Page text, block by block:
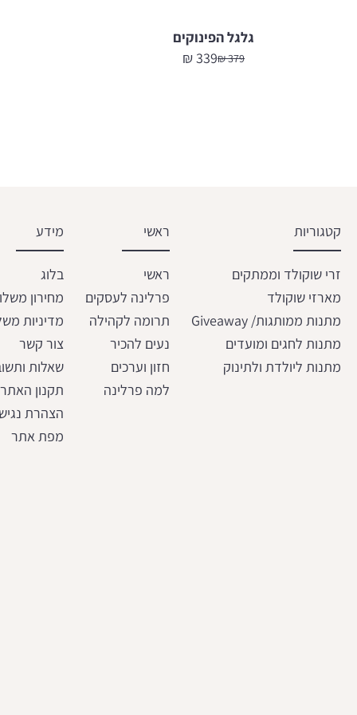
גלגל הפינוקים
379
₪המחיר
339
₪
המחיר
קטגוריות
זרי שוקולד וממתקים
מארזי שוקולד
מתנות ממותגות/ Giveaway
מתנות לחגים ומועדים
מתנות ליולדת ולתינוק
ראשי
ראשי
פרלינה לעסקים
תרומה לקהילה
נעים להכיר
חזון וערכים
למה פרלינה
מידע
בלוג
מחירון
מדיניות
צור קשר
שאלות
תקנון האתר
הצהרת
מפת אתר